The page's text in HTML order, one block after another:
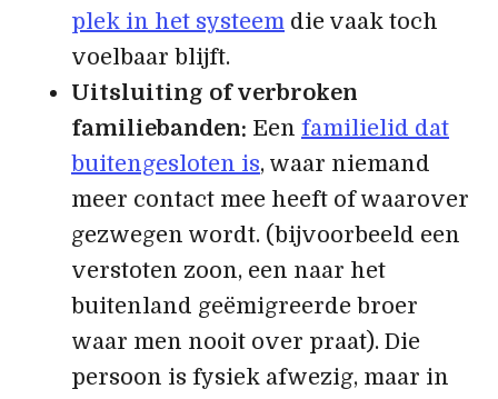
plek in het systeem die vaak toch
voelbaar blijft.
Uitsluiting of verbroken
familiebanden: Een familielid dat
buitengesloten is, waar niemand
meer contact mee heeft of waarover
gezwegen wordt. (bijvoorbeeld een
verstoten zoon, een naar het
buitenland geëmigreerde broer
waar men nooit over praat). Die
persoon is fysiek afwezig, maar in